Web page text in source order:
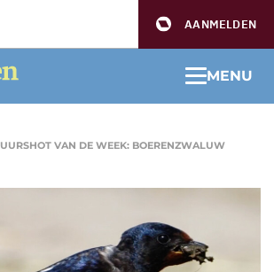
AANMELDEN
MENU
VAN DE WEEK: BOERENZWALUW